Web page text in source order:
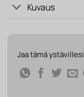
Kuvaus
Jaa tämä ystävillesi